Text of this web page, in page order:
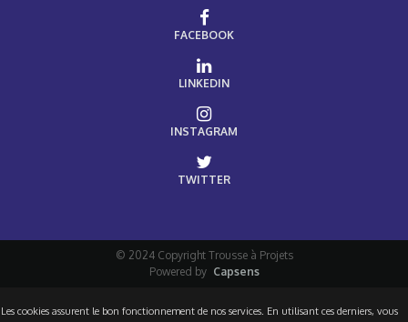
FACEBOOK
LINKEDIN
INSTAGRAM
TWITTER
© 2024 Copyright Trousse à Projets
Powered by Capsens
Les cookies assurent le bon fonctionnement de nos services. En utilisant ces derniers, vous